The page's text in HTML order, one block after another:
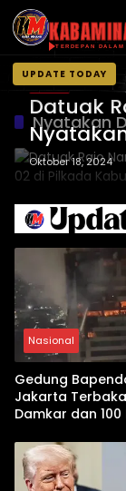
TERDEPAN DALAM
UPDATE TODAY
Langsung
konten
Nyatakan
BERITA
Datuak
Paslon
Solok
Oktober 18, 2024
Nasional
Gedung
Jakarta
Damkar dan 100